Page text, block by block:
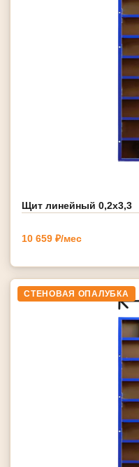
Щит линейный 0,2х3,3
10 659 ₽/мес
СТЕНОВАЯ ОПАЛУБКА